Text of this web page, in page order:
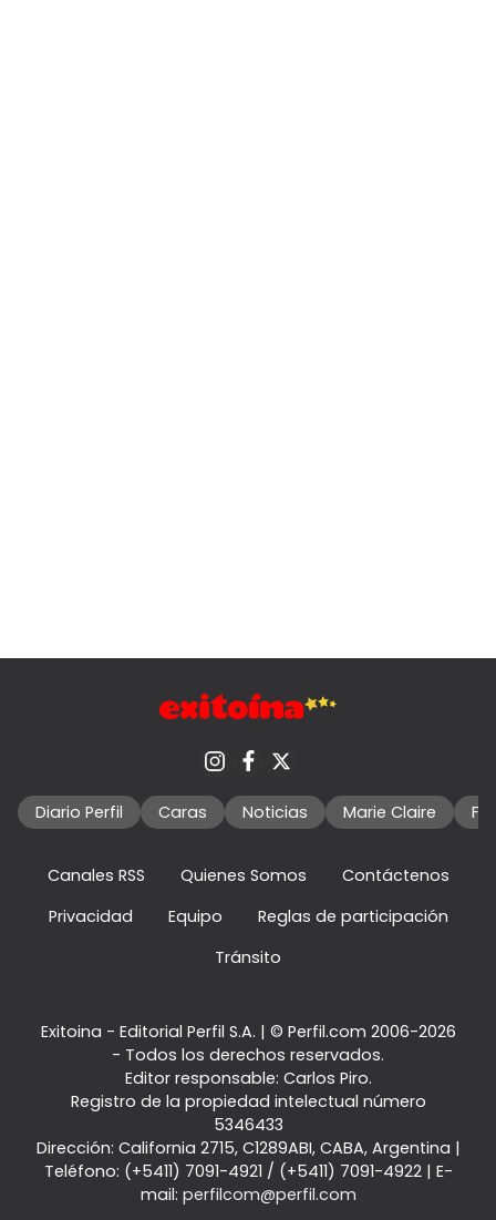
Diario Perfil Caras Noticias Marie Claire
Canales RSS Quienes Somos
Contáctenos
Privacidad
Equipo
Reglas de participación
Tránsito
Exitoina - Editorial Perfil S.A. | © Perfil.com 2006-2026
- Todos los derechos reservados.
Editor responsable: Carlos Piro.
Registro de la propiedad intelectual número
5346433
Dirección: California 2715, C1289ABI, CABA, Argentina |
Teléfono: (+5411) 7091-4921 / (+5411) 7091-4922| E-
mail: perfilcom@perfil.com